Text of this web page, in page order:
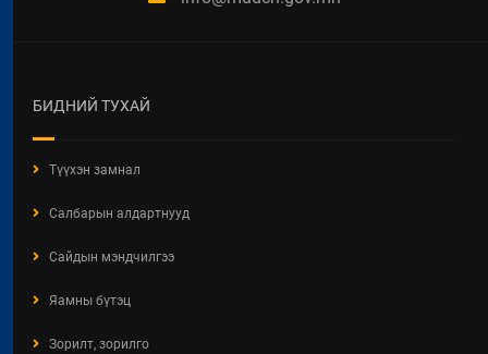
БИДНИЙ ТУХАЙ
Түүхэн замнал
Салбарын алдартнууд
Сайдын мэндчилгээ
Яамны бүтэц
Зорилт, зорилго